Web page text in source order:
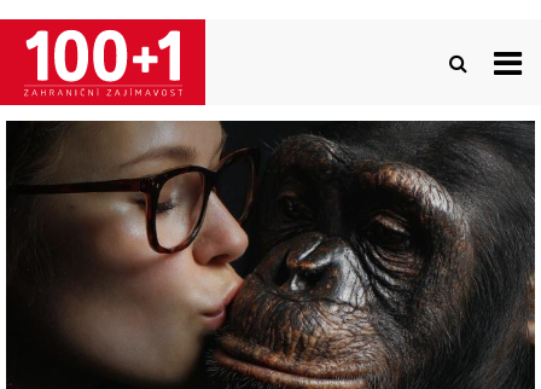
Přejít
hlavnímu
obsahu